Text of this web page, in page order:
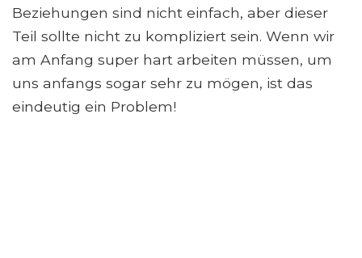
Beziehungen sind nicht einfach, aber dieser
Teil sollte nicht zu kompliziert sein. Wenn wir
am Anfang super hart arbeiten müssen, um
uns anfangs sogar sehr zu mögen, ist das
eindeutig ein Problem!